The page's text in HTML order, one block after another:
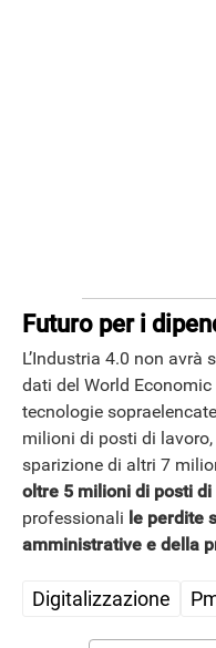
Futuro per i
L’Industria 4.0 non
dati del World
tecnologie
milioni di posti di
sparizione di altri 7
oltre 5 milioni di posti di
professionali le perdite
amministrative e della
Digitalizzazione